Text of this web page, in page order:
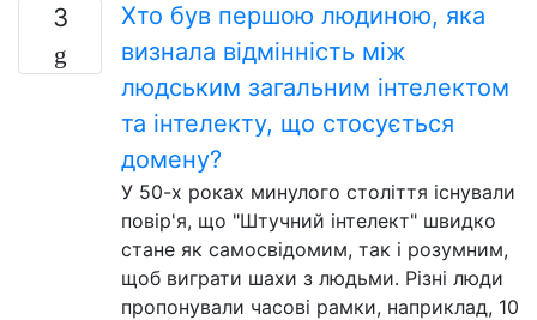
3
Хто був першою людиною, яка
визнала відмінність між
людським загальним інтелектом
та інтелекту, що стосується
домену?
У 50-х роках минулого століття існували
повір'я, що "Штучний інтелект" швидко
стане як самосвідомим, так і розумним,
щоб виграти шахи з людьми. Різні люди
пропонували часові рамки, наприклад, 10